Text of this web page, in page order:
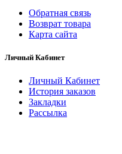
Обратная связь
Возврат товара
Карта сайта
Личный Кабинет
Личный Кабинет
История заказов
Закладки
Рассылка